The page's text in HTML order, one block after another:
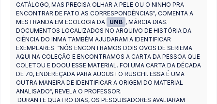
CATÁLOGO, MAS PRECISA OLHAR A PELE OU O NINHO PRA
ENCONTRAR DE FATO AS CORRESPONDÊNCIAS", COMENTA A
MESTRANDA EM ECOLOGIA DA
UNB , MÁRCIA DIAS.
DOCUMENTOS LOCALIZADOS NO ARQUIVO DE HISTÓRIA DA
CIÊNCIA DO INMA TAMBÉM AJUDARAM A IDENTIFICAR
EXEMPLARES. “NÓS ENCONTRAMOS DOIS OVOS DE SERIEMA
AQUI NA COLEÇÃO E ENCONTRAMOS A CARTA DA PESSOA QUE
COLETOU E DOOU ESSE MATERIAL. FOI UMA CARTA DA DÉCADA
DE 70, ENDEREÇADA PARA AUGUSTO RUSCHI. ESSA É UMA
OUTRA MANEIRA DE IDENTIFICAR A ORIGEM DO MATERIAL
ANALISADO”, REVELA O PROFESSOR.
DURANTE QUATRO DIAS, OS PESQUISADORES AVALIARAM